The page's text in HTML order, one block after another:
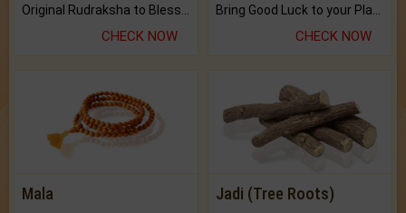
CHECK NOW CHECK NOW
Mala Jadi (Tree Roots)